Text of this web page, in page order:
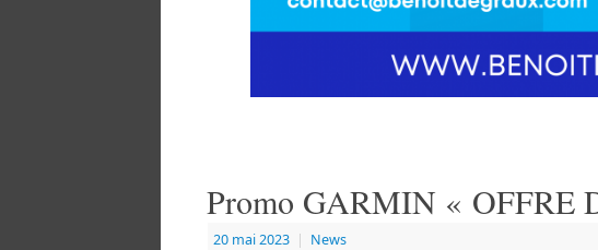
Promo GARMIN « OFFRE
20 mai 2023 | News